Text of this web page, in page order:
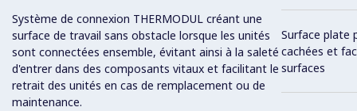
Système de connexion THERMODUL créant une
surface de travail sans obstacle lorsque les unités
sont connectées ensemble, évitant ainsi à la saleté
d'entrer dans des composants vitaux et facilitant le
retrait des unités en cas de remplacement ou de
maintenance.
Surface plate
cachées et
surfaces